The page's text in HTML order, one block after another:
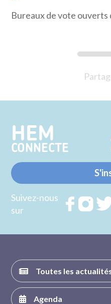
Bureaux de vote ouverts
HEM
CONNECTE
Suivez-nous
sur
Toutes les
Agenda